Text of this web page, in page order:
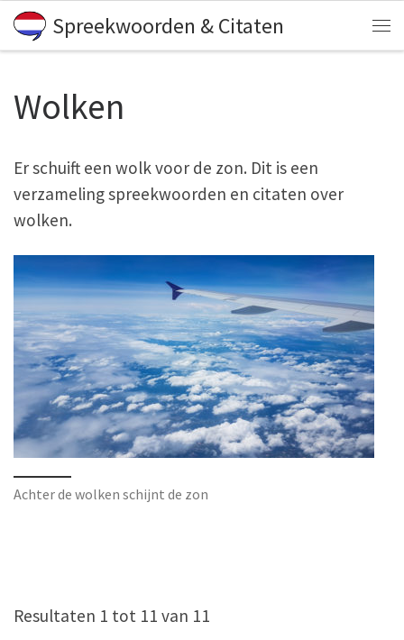
Skip to content
Spreekwoorden & Citaten
Wolken
Er schuift een wolk voor de zon. Dit is een
verzameling spreekwoorden en citaten over
wolken.
Achter de wolken schijnt de zon
Resultaten 1 tot 11 van 11